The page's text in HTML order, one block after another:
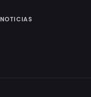
NOTICIAS